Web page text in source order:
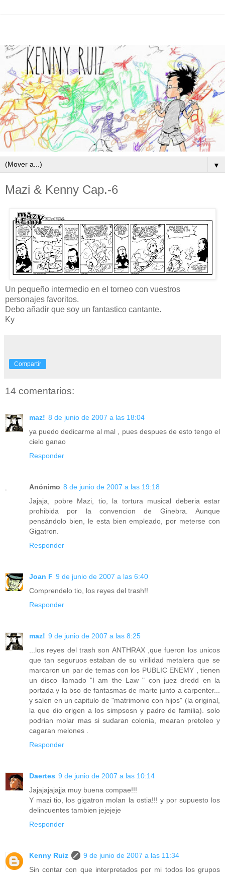
▼
Mazi & Kenny Cap.-6
Un pequeño intermedio en el torneo con vuestros
personajes favoritos.
Debo añadir que soy un fantastico cantante.
Ky
Compartir
14 comentarios:
maz! 8 de junio de 2007 a las 18:04
ya puedo dedicarme al mal , pues despues de esto tengo el
cielo ganao
Responder
Anónimo 8 de junio de 2007 a las 19:18
Jajaja, pobre Mazi, tio, la tortura musical deberia estar
prohibida por la convencion de Ginebra. Aunque
pensándolo bien, le esta bien empleado, por meterse con
Gigatron.
Responder
Joan F 9 de junio de 2007 a las 6:40
Comprendelo tio, los reyes del trash!!
Responder
maz! 9 de junio de 2007 a las 8:25
...los reyes del trash son ANTHRAX ,que fueron los unicos
que tan seguruos estaban de su virilidad metalera que se
marcaron un par de temas con los PUBLIC ENEMY , tienen
un disco llamado "I am the Law " con juez dredd en la
portada y la bso de fantasmas de marte junto a carpenter...
y salen en un capitulo de "matrimonio con hijos" (la original,
la que dio origen a los simpsosn y padre de familia). solo
podrian molar mas si sudaran colonia, mearan pretoleo y
cagaran melones .
Responder
Daertes 9 de junio de 2007 a las 10:14
Jajajajajajja muy buena compae!!!
Y mazi tio, los gigatron molan la ostia!!! y por supuesto los
delincuentes tambien jejejeje
Responder
Kenny Ruiz
9 de junio de 2007 a las 11:34
Sin contar con que interpretados por mi todos los grupos